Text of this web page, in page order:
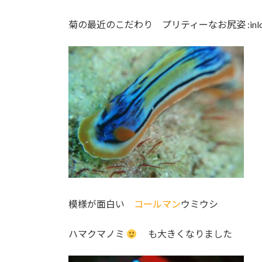
菊の最近のこだわり プリティーなお尻姿
模様が面白い コールマンウミウシ
ハマクマノミ も大きくなりました